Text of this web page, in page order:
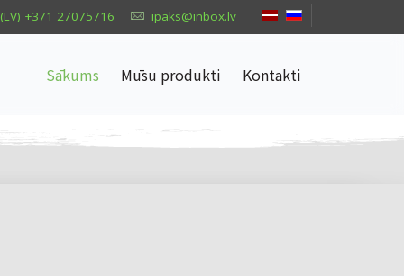
(LV) +371 27075716 ipaks@inbox.lv
Sākums Mūsu produkti Kontakti